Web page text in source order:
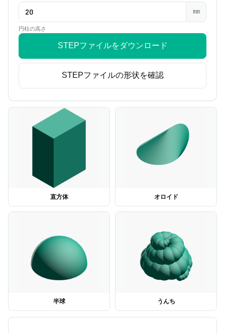
mm
円柱の高さ
STEPファイルをダウンロード
STEPファイルの形状を確認
直方体 オロイド
半球 うんち